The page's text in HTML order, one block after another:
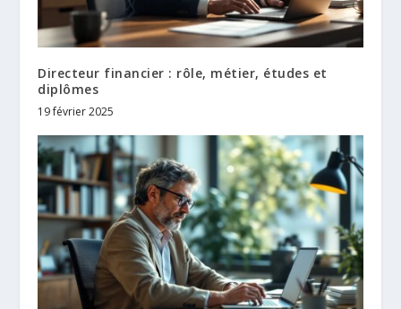
Directeur financier : rôle, métier, études et
diplômes
19 février 2025